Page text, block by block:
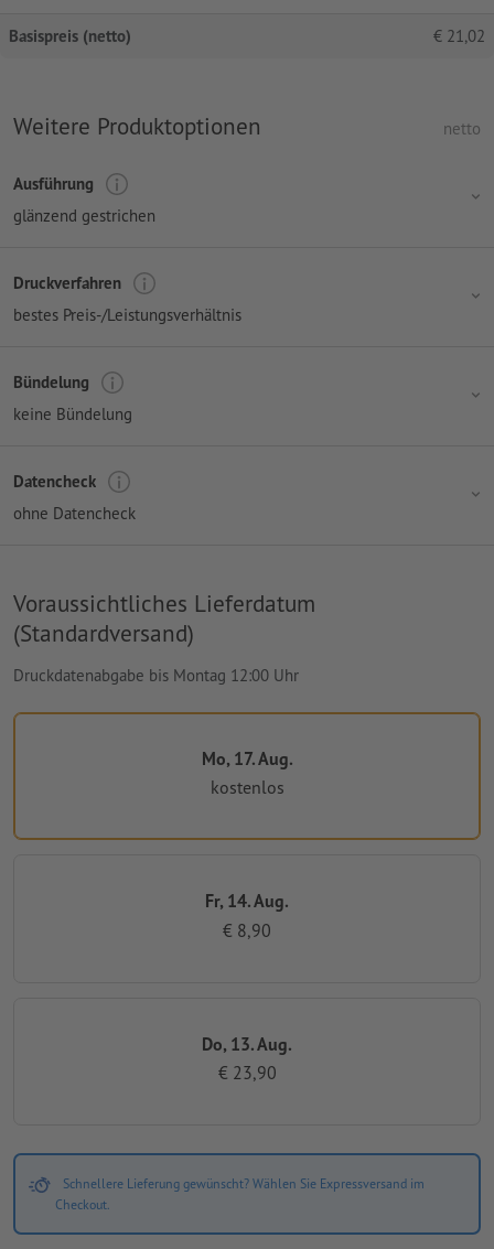
Basispreis (netto) € 21,02
Weitere Produktoptionen netto
Ausführung
glänzend gestrichen
Druckverfahren
bestes Preis-/Leistungsverhältnis
Bündelung
keine Bündelung
Datencheck
ohne Datencheck
Voraussichtliches Lieferdatum
(Standardversand)
Druckdatenabgabe bis Montag 12:00 Uhr
Mo, 17. Aug.
kostenlos
Fr, 14. Aug.
€ 8,90
Do, 13. Aug.
€ 23,90
Schnellere Lieferung gewünscht? Wählen Sie Expressversand im
Checkout.